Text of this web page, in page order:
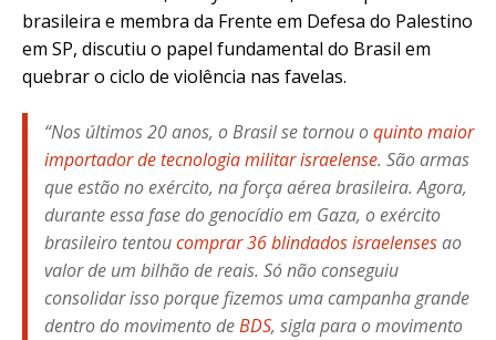
brasileira e membra da Frente em Defesa do Palestino
em SP, discutiu o papel fundamental do Brasil em
quebrar o ciclo de violência nas favelas.
“Nos últimos 20 anos, o Brasil se tornou oquinto maior
importador de tecnologia militar israelense. São armas
que estão no exército, na força aérea brasileira. Agora,
durante essa fase do genocídio em Gaza, o exército
brasileiro tentoucomprar 36 blindados israelensesao
valor de um bilhão de reais. Só não conseguiu
consolidar isso porque fizemos uma campanha grande
dentro do movimento deBDS, sigla para o movimento